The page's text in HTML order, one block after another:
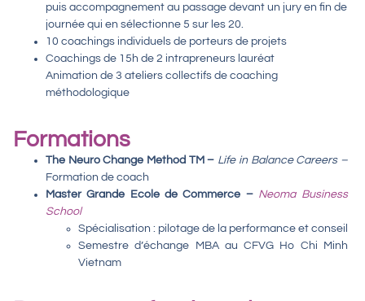
puis accompagnement au passage devant un jury en fin de
journée qui en sélectionne 5 sur les 20.
10 coachings individuels de porteurs de projets
Coachings de 15h de 2 intrapreneurs lauréat
Animation de 3 ateliers collectifs de coaching
méthodologique
Formations
The Neuro Change Method TM – Life in Balance Careers –
Formation de coach
Master Grande Ecole de Commerce – Neoma Business
School
Spécialisation : pilotage de la performance et conseil
Semestre d’échange MBA au CFVG Ho Chi Minh
Vietnam